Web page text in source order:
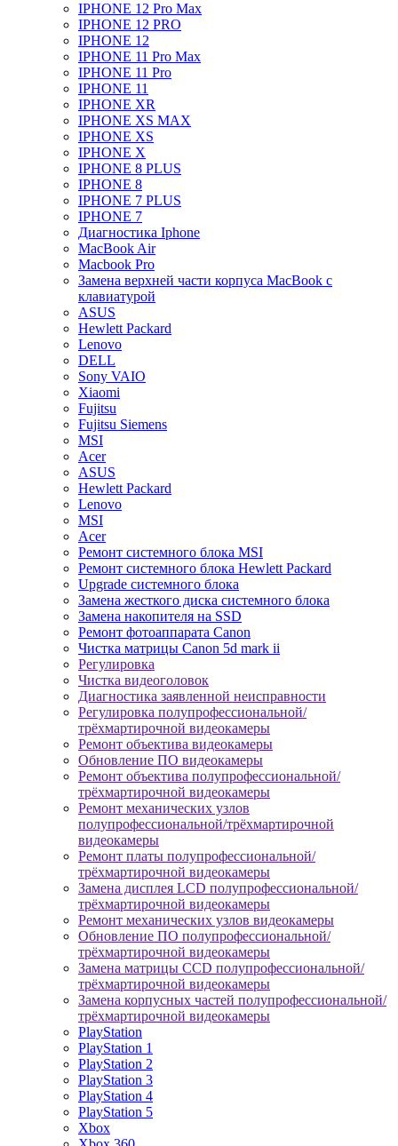
IPHONE 12 Pro Max
IPHONE 12 PRO
IPHONE 12
IPHONE 11 Pro Max
IPHONE 11 Pro
IPHONE 11
IPHONE XR
IPHONE XS MAX
IPHONE XS
IPHONE X
IPHONE 8 PLUS
IPHONE 8
IPHONE 7 PLUS
IPHONE 7
Диагностика Iphone
MacBook Air
Macbook Pro
Замена верхней части корпуса MacBook с
клавиатурой
ASUS
Hewlett Packard
Lenovo
DELL
Sony VAIO
Xiaomi
Fujitsu
Fujitsu Siemens
MSI
Acer
ASUS
Hewlett Packard
Lenovo
MSI
Acer
Ремонт системного блока MSI
Ремонт системного блока Hewlett Packard
Upgrade системного блока
Замена жесткого диска системного блока
Замена накопителя на SSD
Ремонт фотоаппарата Canon
Чистка матрицы Canon 5d mark ii
Регулировка
Чистка видеоголовок
Диагностика заявленной неисправности
Регулировка полупрофессиональной/
трёхмартирочной видеокамеры
Ремонт объектива видеокамеры
Обновление ПО видеокамеры
Ремонт объектива полупрофессиональной/
трёхмартирочной видеокамеры
Ремонт механических узлов
полупрофессиональной/трёхмартирочной
видеокамеры
Ремонт платы полупрофессиональной/
трёхмартирочной видеокамеры
Замена дисплея LCD полупрофессиональной/
трёхмартирочной видеокамеры
Ремонт механических узлов видеокамеры
Обновление ПО полупрофессиональной/
трёхмартирочной видеокамеры
Замена матрицы CCD полупрофессиональной/
трёхмартирочной видеокамеры
Замена корпусных частей полупрофессиональной/
трёхмартирочной видеокамеры
PlayStation
PlayStation 1
PlayStation 2
PlayStation 3
PlayStation 4
PlayStation 5
Xbox